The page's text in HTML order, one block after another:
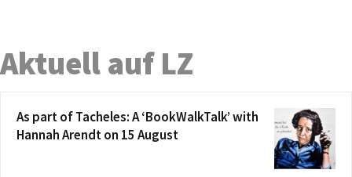
Aktuell auf LZ
As part of Tacheles: A ‘BookWalkTalk’ with
Hannah Arendt on 15 August